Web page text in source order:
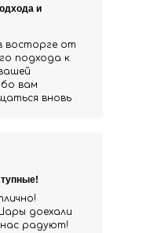
восторге от
подхода к
вам
вновь
и
доехали
нас радуют!